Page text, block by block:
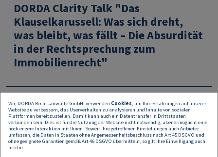
DORDA Clarity Talk "Das
Klauselkarussell: Was sich dreht,
was bleibt, was fällt – Die Absurdität
in der Rechtsprechung zum
Immobilienrecht"
WIEN 24.02.2025
Powersynergy ESG & Arbeitswelt
Wir, DORDA Rechtsanwälte GmbH, verwenden Cookies, um Ihre Erfahrungen auf unserer
Website zu verbessern, das Userverhalten zu analysieren und Inhalte von sozialen
Plattformen bereitzustellen. Damit kann auch ein Datentransfer in Drittstaaten
verbunden sein. Dies ist für die Nutzung der Website nicht notwendig, aber ermöglicht eine
noch engere Interaktion mit Ihnen. Soweit Ihre getroffenen Einstellungen auch Anbieter
umfassen, die Daten in Staaten ohne Angemessenheitsbeschluss nach Art 45 DSGVO und
ohne geeignete Garantien gemäß Art 46 DSGVO übermitteln, so gilt Ihre Einwilligung auch
hierfür.